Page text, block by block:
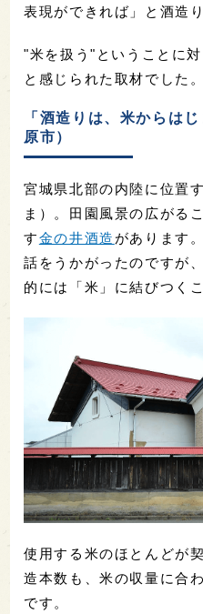
表現ができれば」と酒造
"米を扱う"ということに
と感じられた取材でした。
「酒造りは、米からは
原市）
宮城県北部の内陸に位置
ま）。田園風景の広がる
す金の井酒造 があります
話をうかがったのですが
的には「米」に結びつく
使用する米のほとんどが
造本数も、米の収量に合
です。